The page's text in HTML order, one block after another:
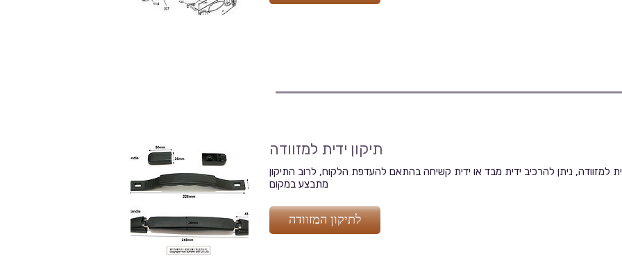
תיקון ידית למזוודה
למזוודה, ניתן להרכיב ידית מבד או ידית קשיחה בהתאם להעדפת הלקוח, לרוב התיקון
מתבצע במקום
לתיקון המזוודה